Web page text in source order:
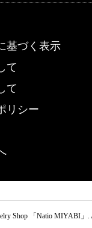
基づく表示
て
て
リシー
Shop 「Natio MIYABI」.